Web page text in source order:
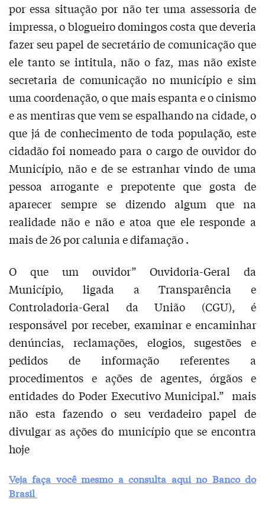
por essa situação por não ter uma assessoria de
impressa, o blogueiro domingos costa que deveria
fazer seu papel de secretário de comunicação que
ele tanto se intitula, não o faz, mas não existe
secretaria de comunicação no município e sim
uma coordenação, o que mais espanta e o cinismo
e as mentiras que vem se espalhando na cidade, o
que já de conhecimento de toda população, este
cidadão foi nomeado para o cargo de ouvidor do
Município, não e de se estranhar vindo de uma
pessoa arrogante e prepotente que gosta de
aparecer sempre se dizendo algum que na
realidade não e não e atoa que ele responde a
mais de 26 por calunia e difamação .
O que um ouvidor” Ouvidoria-Geral da
Município, ligada a Transparência e
Controladoria-Geral da União (CGU), é
responsável por receber, examinar e encaminhar
denúncias, reclamações, elogios, sugestões e
pedidos de informação referentes a
procedimentos e ações de agentes, órgãos e
entidades do Poder Executivo Municipal.” mais
não esta fazendo o seu verdadeiro papel de
divulgar as ações do município que se encontra
hoje
Veja faça você mesmo a consulta aqui no Banco do
Brasil